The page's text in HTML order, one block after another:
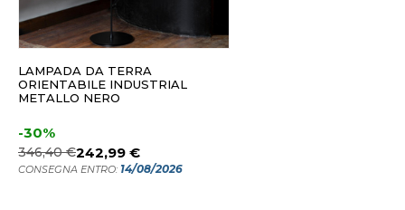
LAMPADA DA TERRA
ORIENTABILE INDUSTRIAL
METALLO NERO
-30%
346,40 €242,99 €
CONSEGNA ENTRO: 14/08/2026